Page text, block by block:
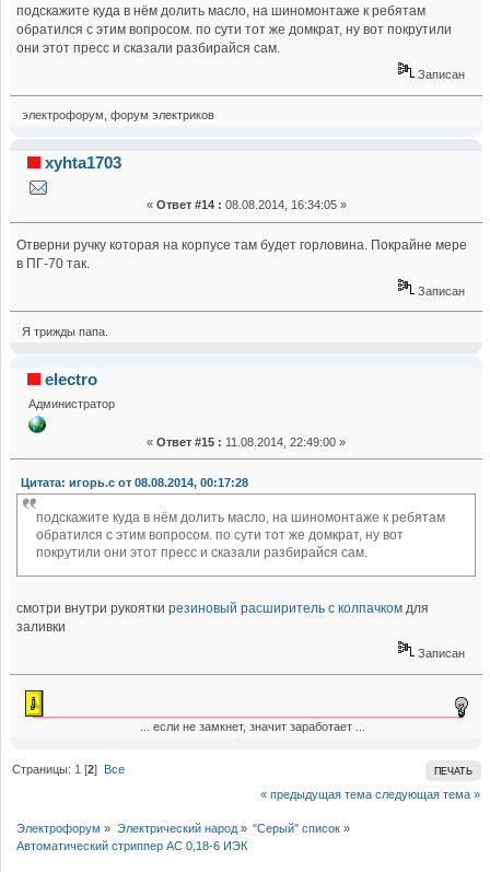
подскажите куда в нём долить масло, на шиномонтаже к ребятам
обратился с этим вопросом. по сути тот же домкрат, ну вот покрутили
они этот пресс и сказали разбирайся сам.
Записан
электрофорум, форум электриков
xyhta1703
« Ответ #14 : 08.08.2014, 16:34:05 »
Отверни ручку которая на корпусе там будет горловина. Покрайне мере
в ПГ-70 так.
Записан
Я трижды папа.
electro
Администратор
« Ответ #15 : 11.08.2014, 22:49:00 »
Цитата: игорь.с от 08.08.2014, 00:17:28
подскажите куда в нём долить масло, на шиномонтаже к ребятам
обратился с этим вопросом. по сути тот же домкрат, ну вот
покрутили они этот пресс и сказали разбирайся сам.
смотри внутри рукояткирезиновый расширитель с колпачком для
заливки
Записан
... если не замкнет, значит заработает ...
ПЕЧАТЬ
Страницы: 1 [2] Все
« предыдущая тема следующая тема »
Электрофорум » Электрический народ» "Серый" список»
Автоматический стриппер AC 0,18-6 ИЭК